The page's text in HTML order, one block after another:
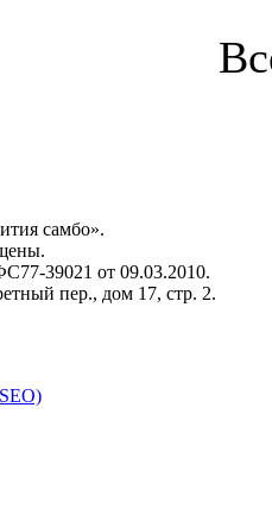
самбо».
39021 от 09.03.2010.
пер., дом 17, стр. 2.